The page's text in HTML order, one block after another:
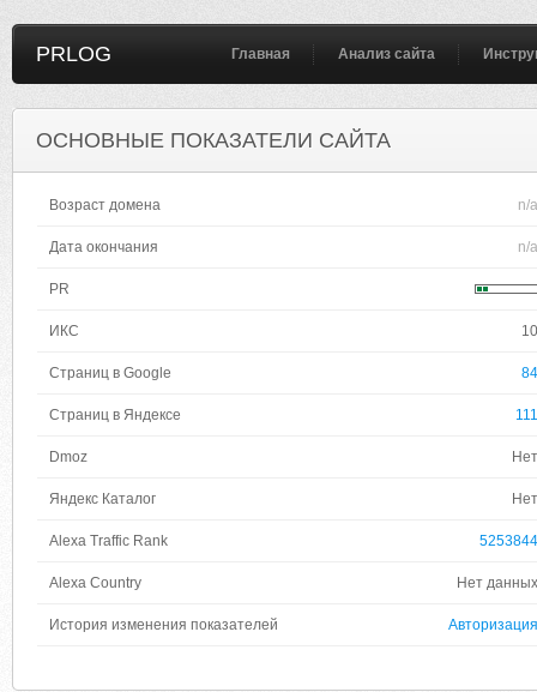
PRLOG Главная Анализ сайта
ОСНОВНЫЕ ПОКАЗАТЕЛИ САЙТА
Возраст домена n/a
Дата окончания n/a
PR
ИКС 10
Страниц в Google 84
Страниц в Яндексе 111
Dmoz Нет
Яндекс Каталог Нет
Alexa Traffic Rank 5253844
Alexa Country Нет данных
История изменения показателей Авторизация